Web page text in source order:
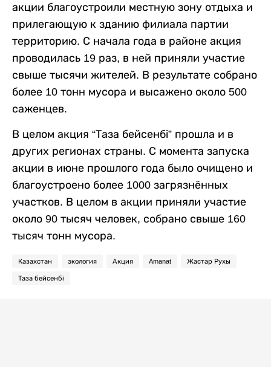
акции благоустроили местную зону отдыха и
прилегающую к зданию филиала партии
территорию. С начала года в районе акция
проводилась 19 раз, в ней приняли участие
свыше тысячи жителей. В результате собрано
более 10 тонн мусора и высажено около 500
саженцев.
В целом акция “Таза бейсенбі” прошла и в
других регионах страны. С момента запуска
акции в июне прошлого года было очищено и
благоустроено более 1000 загрязнённых
участков. В целом в акции приняли участие
около 90 тысяч человек, собрано свыше 160
тысяч тонн мусора.
Казахстан экология Акция Amanat Жастар Рухы
Таза бейсенбі